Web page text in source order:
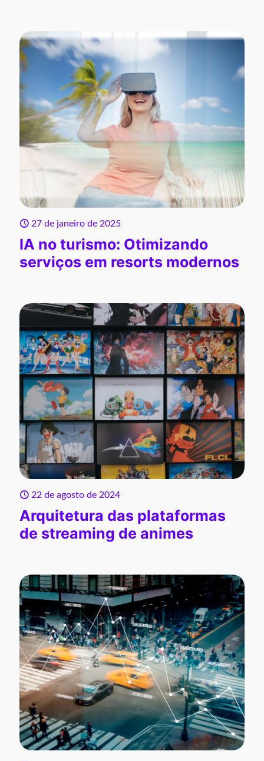
27 de janeiro de 2025
IA no turismo: Otimizando
serviços em resorts modernos
22 de agosto de 2024
Arquitetura das plataformas
de streaming de animes